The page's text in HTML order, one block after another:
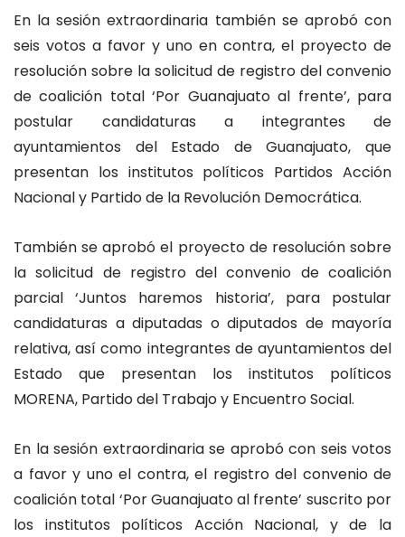
En la sesión extraordinaria también se aprobó con
seis votos a favor y uno en contra, el proyecto de
resolución sobre la solicitud de registro del convenio
de coalición total ‘Por Guanajuato al frente’, para
postular candidaturas a integrantes de
ayuntamientos del Estado de Guanajuato, que
presentan los institutos políticos Partidos Acción
Nacional y Partido de la Revolución Democrática.
También se aprobó el proyecto de resolución sobre
la solicitud de registro del convenio de coalición
parcial ‘Juntos haremos historia’, para postular
candidaturas a diputadas o diputados de mayoría
relativa, así como integrantes de ayuntamientos del
Estado que presentan los institutos políticos
MORENA, Partido del Trabajo y Encuentro Social.
En la sesión extraordinaria se aprobó con seis votos
a favor y uno el contra, el registro del convenio de
coalición total ‘Por Guanajuato al frente’ suscrito por
los institutos políticos Acción Nacional, y de la